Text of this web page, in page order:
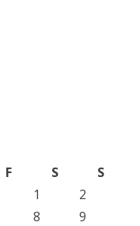
F S
S
1
2
8
9